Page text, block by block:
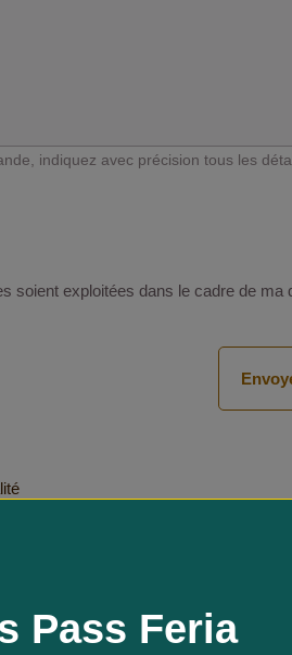
indiquez avec précision tous les
soient exploitées dans le cadre de ma
Pass Feria